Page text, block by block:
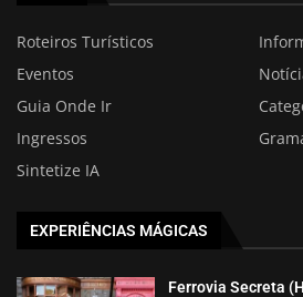
Roteiros Turísticos
Eventos
Guia Onde Ir
Ingressos
Sintetize IA
EXPERIÊNCIAS MÁGICAS
Ferrovia Secreta